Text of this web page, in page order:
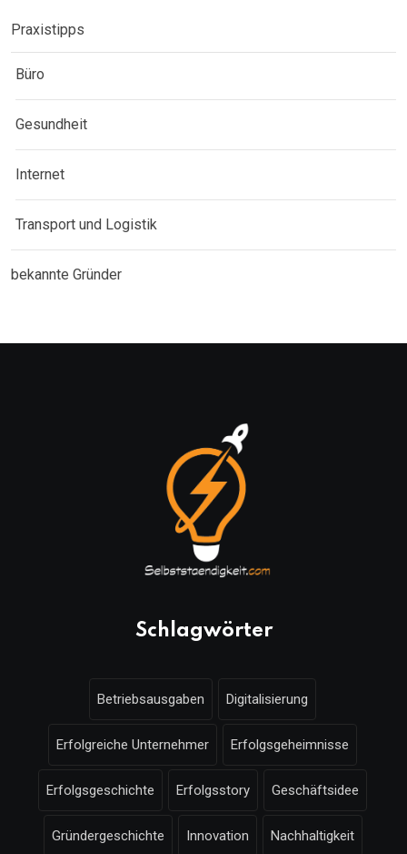
Praxistipps
Büro
Gesundheit
Internet
Transport und Logistik
bekannte Gründer
Schlagwörter
Betriebsausgaben Digitalisierung
Erfolgreiche Unternehmer Erfolgsgeheimnisse
Erfolgsgeschichte Erfolgsstory Geschäftsidee
Gründergeschichte Innovation Nachhaltigkeit